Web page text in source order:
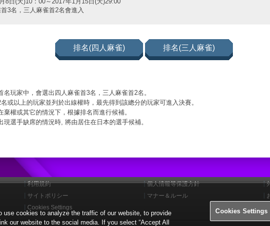
3名，三人麻雀首2名會進入
排名(四人麻雀) 排名(三人麻雀)
名玩家中，會選出四人麻雀首3名，三人麻雀首2名。
或以上的玩家並列於出線權時，最先得到該總分的玩家可進入決賽。
棄權或其它的情況下，根據排名而進行候補。
現選手缺席的情況時, 將由居住在日本的選手候補。
利用規約 個人情報等保護方針
サイトポリシー マナー＆ルール
Cookies Settings
cookies to analyze the traffic of our website, to provide
our website to the social media. If you select “Accept All
Cookies Settings